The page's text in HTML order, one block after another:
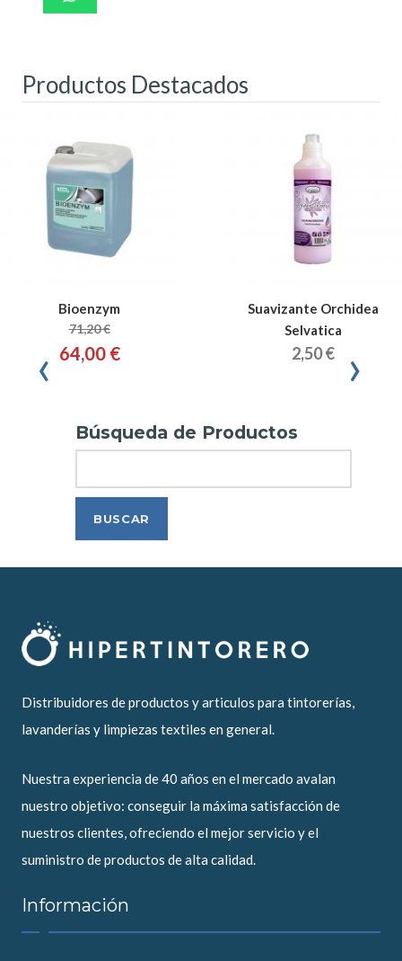
Productos Destacados
Bioenzym
71,20 €
64,00 €
Suavizante Orchidea
Selvatica
2,50 €
‹ ›
Búsqueda de Productos
Distribuidores de productos y articulos para tintorerías,
lavanderías y limpiezas textiles en general.
Nuestra experiencia de 40 años en el mercado avalan
nuestro objetivo: conseguir la máxima satisfacción de
nuestros clientes, ofreciendo el mejor servicio y el
suministro de productos de alta calidad.
Información